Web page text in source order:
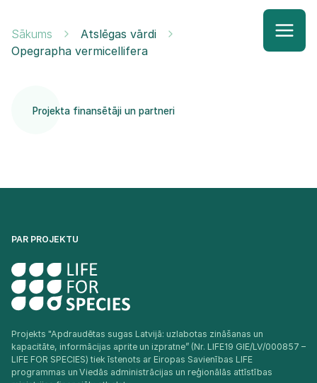
Sākums
Atslēgas vārdi
Opegrapha vermicellifera
Projekta finansētāji un partneri
PAR PROJEKTU
Projekts "Apdraudētas sugas Latvijā: uzlabotas zināšanas un
kapacitāte, informācijas aprite un izpratne” (Nr. LIFE19 GIE/LV/000857 –
LIFE FOR SPECIES) tiek īstenots ar Eiropas Savienības LIFE
programmas un Viedās administrācijas un reģionālās attīstības